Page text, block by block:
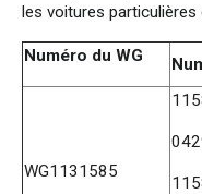
les voitures particulières
Numéro du WG
WG1131585